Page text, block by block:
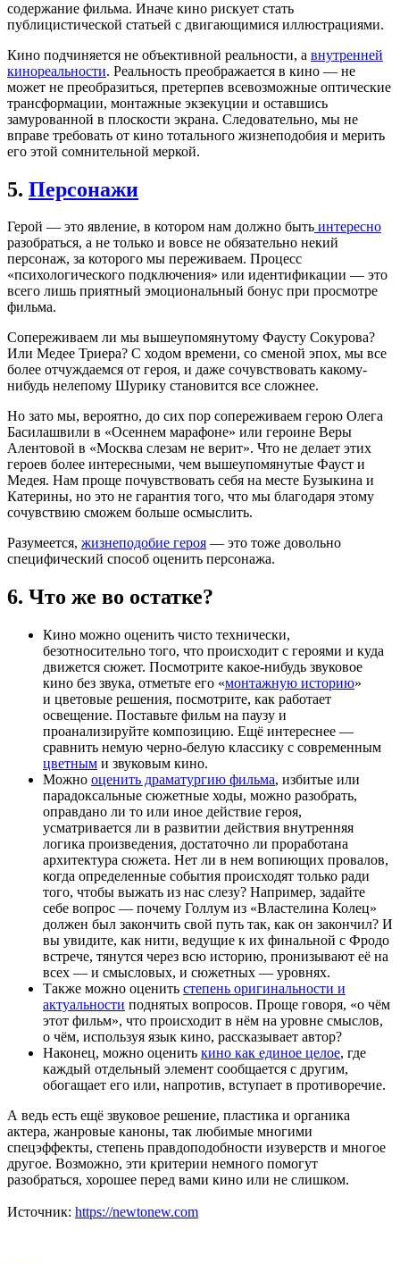
содержание фильма. Иначе кино рискует стать
публицистической статьей с двигающимися иллюстрациями.
Кино подчиняется не объективной реальности, а внутренней
кинореальности. Реальность преображается в кино — не
может не преобразиться, претерпев всевозможные оптические
трансформации, монтажные экзекуции и оставшись
замурованной в плоскости экрана. Следовательно, мы не
вправе требовать от кино тотального жизнеподобия и мерить
его этой сомнительной меркой.
5. Персонажи
Герой — это явление, в котором нам должно быть интересно
разобраться, а не только и вовсе не обязательно некий
персонаж, за которого мы переживаем. Процесс
«психологического подключения» или идентификации — это
всего лишь приятный эмоциональный бонус при просмотре
фильма.
Сопереживаем ли мы вышеупомянутому Фаусту Сокурова?
Или Медее Триера? С ходом времени, со сменой эпох, мы все
более отчуждаемся от героя, и даже сочувствовать какому-
нибудь нелепому Шурику становится все сложнее.
Но зато мы, вероятно, до сих пор сопереживаем герою Олега
Басилашвили в «Осеннем марафоне» или героине Веры
Алентовой в «Москва слезам не верит». Что не делает этих
героев более интересными, чем вышеупомянутые Фауст и
Медея. Нам проще почувствовать себя на месте Бузыкина и
Катерины, но это не гарантия того, что мы благодаря этому
сочувствию сможем больше осмыслить.
Разумеется, жизнеподобие героя — это тоже довольно
специфический способ оценить персонажа.
6. Что же во остатке?
Кино можно оценить чисто технически,
безотносительно того, что происходит с героями и куда
движется сюжет. Посмотрите какое-нибудь звуковое
кино без звука, отметьте его «монтажную историю»
и цветовые решения, посмотрите, как работает
освещение. Поставьте фильм на паузу и
проанализируйте композицию. Ещё интереснее —
сравнить немую черно-белую классику с современным
цветным и звуковым кино.
Можно оценить драматургию фильма, избитые или
парадоксальные сюжетные ходы, можно разобрать,
оправдано ли то или иное действие героя,
усматривается ли в развитии действия внутренняя
логика произведения, достаточно ли проработана
архитектура сюжета. Нет ли в нем вопиющих провалов,
когда определенные события происходят только ради
того, чтобы выжать из нас слезу? Например, задайте
себе вопрос — почему Голлум из «Властелина Колец»
должен был закончить свой путь так, как он закончил? И
вы увидите, как нити, ведущие к их финальной с Фродо
встрече, тянутся через всю историю, пронизывают её на
всех — и смысловых, и сюжетных — уровнях.
Также можно оценить степень оригинальности и
актуальности поднятых вопросов. Проще говоря, «о чём
этот фильм», что происходит в нём на уровне смыслов,
о чём, используя язык кино, рассказывает автор?
Наконец, можно оценить кино как единое целое, где
каждый отдельный элемент сообщается с другим,
обогащает его или, напротив, вступает в противоречие.
А ведь есть ещё звуковое решение, пластика и органика
актера, жанровые каноны, так любимые многими
спецэффекты, степень правдоподобности изуверств и многое
другое. Возможно, эти критерии немного помогут
разобраться, хорошее перед вами кино или не слишком.
Источник: https://newtonew.com